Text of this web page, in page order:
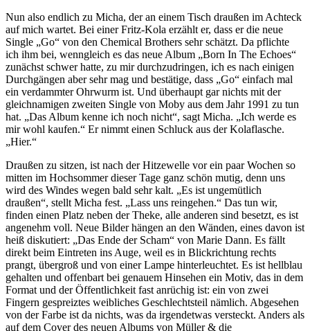
Nun also endlich zu Micha, der an einem Tisch draußen im Achteck
auf mich wartet. Bei einer Fritz-Kola erzählt er, dass er die neue
Single „Go“ von den Chemical Brothers sehr schätzt. Da pflichte
ich ihm bei, wenngleich es das neue Album „Born In The Echoes“
zunächst schwer hatte, zu mir durchzudringen, ich es nach einigen
Durchgängen aber sehr mag und bestätige, dass „Go“ einfach mal
ein verdammter Ohrwurm ist. Und überhaupt gar nichts mit der
gleichnamigen zweiten Single von Moby aus dem Jahr 1991 zu tun
hat. „Das Album kenne ich noch nicht“, sagt Micha. „Ich werde es
mir wohl kaufen.“ Er nimmt einen Schluck aus der Kolaflasche.
„Hier.“
Draußen zu sitzen, ist nach der Hitzewelle vor ein paar Wochen so
mitten im Hochsommer dieser Tage ganz schön mutig, denn uns
wird des Windes wegen bald sehr kalt. „Es ist ungemütlich
draußen“, stellt Micha fest. „Lass uns reingehen.“ Das tun wir,
finden einen Platz neben der Theke, alle anderen sind besetzt, es ist
angenehm voll. Neue Bilder hängen an den Wänden, eines davon ist
heiß diskutiert: „Das Ende der Scham“ von Marie Dann. Es fällt
direkt beim Eintreten ins Auge, weil es in Blickrichtung rechts
prangt, übergroß und von einer Lampe hinterleuchtet. Es ist hellblau
gehalten und offenbart bei genauem Hinsehen ein Motiv, das in dem
Format und der Öffentlichkeit fast anrüchig ist: ein von zwei
Fingern gespreiztes weibliches Geschlechtsteil nämlich. Abgesehen
von der Farbe ist da nichts, was da irgendetwas versteckt. Anders als
auf dem Cover des neuen Albums von Müller & die